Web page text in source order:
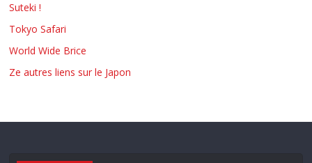
Suteki !
Tokyo Safari
World Wide Brice
Ze autres liens sur le Japon